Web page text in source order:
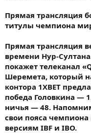
Прямая трансляция
титулы чемпиона
Прямая трансляция
времени Нур-
покажет телеканал
Шеремета, который
контора 1XBET
победа Головкина —
ничья — 48.
свои пояса
версиям IBF и IBO.